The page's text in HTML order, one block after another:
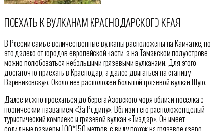
ПОЕХАТЬ К ВУЛКАНАМ КРАСНОДАРСКОГО КРАЯ
В России самые величественные вулканы расположены на Камчатке, но
это далеко от городов европейской части, а на Таманском полуострове
можно полюбоваться небольшими грязевыми вулканами. Для этого
достаточно приехать в Краснодар, а далее двигаться на станицу
Варениковскую. Около нее расположен большой грязевой вулкан Шуго.
Далее можно проехаться до берега Азовского моря вблизи поселка с
поэтическим названием «За Родину». Вблизи него расположен целый
туристический комплекс и грязевой вулкан «Тиздар». Он имеет